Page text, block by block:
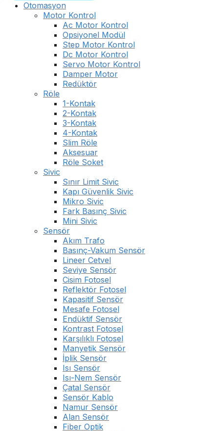
Otomasyon
Motor Kontrol
Ac Motor Kontrol
Opsiyonel Modül
Step Motor Kontrol
Dc Motor Kontrol
Servo Motor Kontrol
Damper Motor
Redüktör
Röle
1-Kontak
2-Kontak
3-Kontak
4-Kontak
Slim Röle
Aksesuar
Röle Soket
Sivic
Sınır Limit Sivic
Kapı Güvenlik Sivic
Mikro Sivic
Fark Basınç Sivic
Mini Sivic
Sensör
Akım Trafo
Basınç-Vakum Sensör
Lineer Cetvel
Seviye Sensör
Cisim Fotosel
Reflektör Fotosel
Kapasitif Sensör
Mesafe Fotosel
Endüktif Sensör
Kontrast Fotosel
Karşılıklı Fotosel
Manyetik Sensör
İplik Sensör
Isı Sensör
Isı-Nem Sensör
Çatal Sensör
Sensör Kablo
Namur Sensör
Alan Sensör
Fiber Optik